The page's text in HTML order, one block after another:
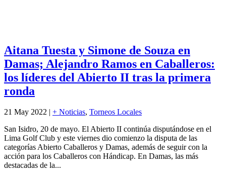
Aitana Tuesta y Simone de Souza en
Damas; Alejandro Ramos en Caballeros:
los líderes del Abierto II tras la primera
ronda
21 May 2022 | + Noticias, Torneos Locales
San Isidro, 20 de mayo. El Abierto II continúa disputándose en el
Lima Golf Club y este viernes dio comienzo la disputa de las
categorías Abierto Caballeros y Damas, además de seguir con la
acción para los Caballeros con Hándicap. En Damas, las más
destacadas de la...